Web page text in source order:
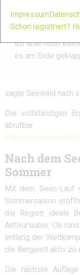
erste richtig heiße
dass es heute
ich aber noch
es am Ende
sagte Seewald nach
Die vollständigen
abrufbar:
https://
Nach dem
Sommer
Mit dem Seen-Lauf
Sommersaison
die Region ideale
Aktivurlauber. Ob
entlang der
die Bergwelt aktiv zu
Die nächste
Impressum
Schon registriert?